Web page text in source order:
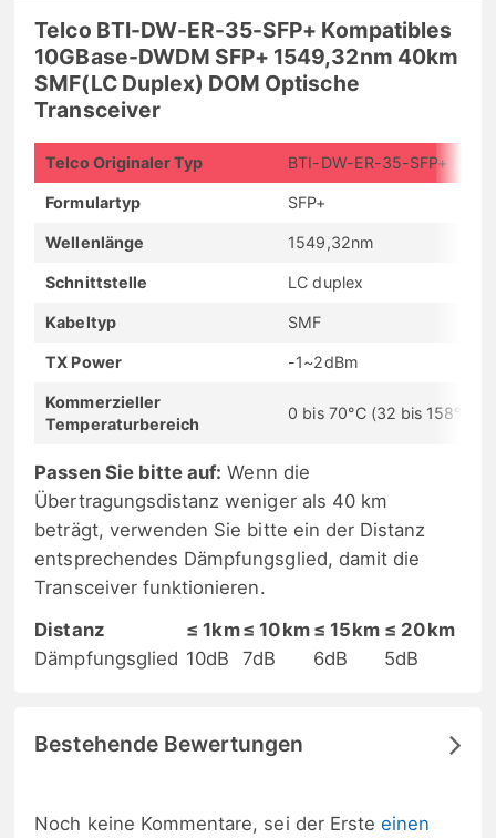
Telco BTI-DW-ER-35-SFP+ Kompatibles
10GBase-DWDM SFP+ 1549,32nm 40km
SMF(LC Duplex) DOM Optische
Transceiver
Telco Originaler Typ BTI-DW-ER-35-SFP+
Formulartyp SFP+
Wellenlänge 1549,32nm
Schnittstelle LC duplex
Kabeltyp SMF
TX Power -1~2dBm
Kommerzieller
Temperaturbereich
0 bis 70°C (32 bis 158°F)
Passen Sie bitte auf: Wenn die
Übertragungsdistanz weniger als 40 km
beträgt, verwenden Sie bitte ein der Distanz
entsprechendes Dämpfungsglied, damit die
Transceiver funktionieren.
Distanz
≤ 1km≤ 10km ≤ 15km ≤ 20km
Dämpfungsglied 10dB 7dB 6dB 5dB
Bestehende Bewertungen
Noch keine Kommentare, sei der Ersteeinen